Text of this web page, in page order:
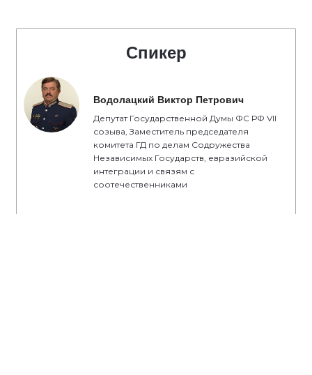
Спикер
Водолацкий Виктор Петрович
Депутат Государственной Думы ФС РФ VII
созыва, Заместитель председателя
комитета ГД по делам Содружества
Независимых Государств, евразийской
интеграции и связям с
соотечественниками